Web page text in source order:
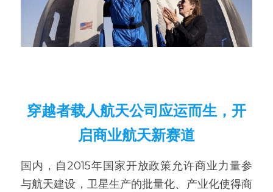
穿越者载人航天公司应运而生，开
启商业航天新赛道
国内，自2015年国家开放政策允许商业力量参
与航天建设，卫星生产的批量化、产业化使得商